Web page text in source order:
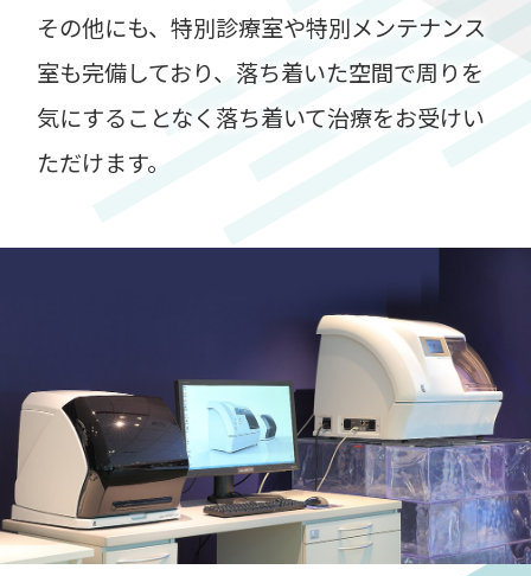
その他にも、特別診療室や特別メンテナンス
室も完備しており、落ち着いた空間で周りを
気にすることなく落ち着いて治療をお受けい
ただけます。